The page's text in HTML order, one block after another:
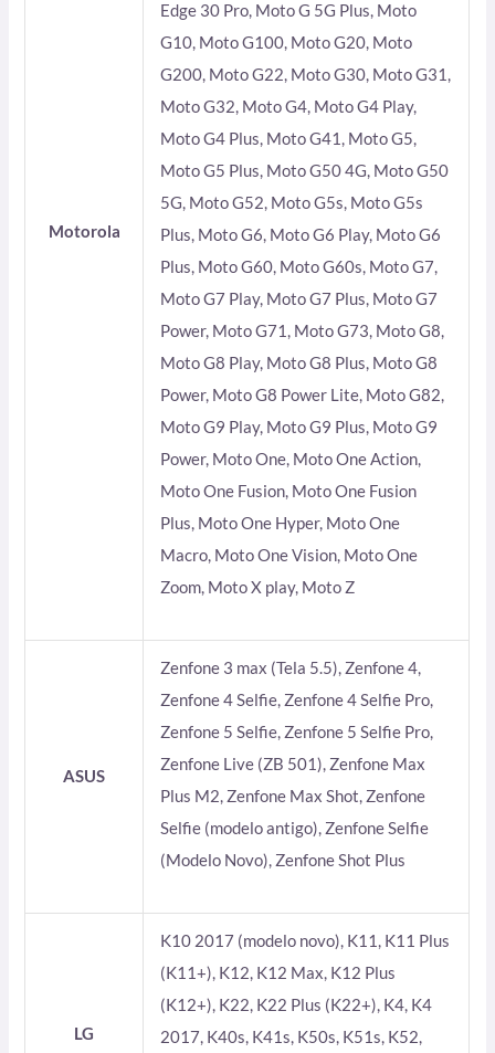
Motorola
Edge 30 Pro, Moto G 5G Plus, Moto
G10, Moto G100, Moto G20, Moto
G200, Moto G22, Moto G30, Moto G31,
Moto G32, Moto G4, Moto G4 Play,
Moto G4 Plus, Moto G41, Moto G5,
Moto G5 Plus, Moto G50 4G, Moto G50
5G, Moto G52, Moto G5s, Moto G5s
Plus, Moto G6, Moto G6 Play, Moto G6
Plus, Moto G60, Moto G60s, Moto G7,
Moto G7 Play, Moto G7 Plus, Moto G7
Power, Moto G71, Moto G73, Moto G8,
Moto G8 Play, Moto G8 Plus, Moto G8
Power, Moto G8 Power Lite, Moto G82,
Moto G9 Play, Moto G9 Plus, Moto G9
Power, Moto One, Moto One Action,
Moto One Fusion, Moto One Fusion
Plus, Moto One Hyper, Moto One
Macro, Moto One Vision, Moto One
Zoom, Moto X play, Moto Z
ASUS
Zenfone 3 max (Tela 5.5), Zenfone 4,
Zenfone 4 Selfie, Zenfone 4 Selfie Pro,
Zenfone 5 Selfie, Zenfone 5 Selfie Pro,
Zenfone Live (ZB 501), Zenfone Max
Plus M2, Zenfone Max Shot, Zenfone
Selfie (modelo antigo), Zenfone Selfie
(Modelo Novo), Zenfone Shot Plus
LG
K10 2017 (modelo novo), K11, K11 Plus
(K11+), K12, K12 Max, K12 Plus
(K12+), K22, K22 Plus (K22+), K4, K4
2017, K40s, K41s, K50s, K51s, K52,